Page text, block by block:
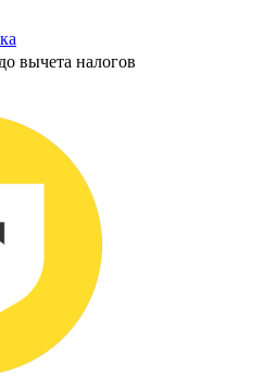
вычета налогов